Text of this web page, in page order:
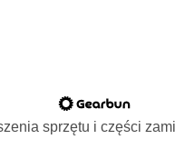
sprzętu i części